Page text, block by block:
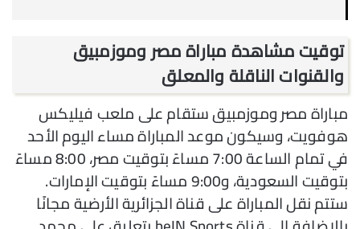
توقيت مشاهدة مباراة مصر وموزمبيق
والقنوات الناقلة والمعلق
مباراة مصر وموزمبيق ستقام على ملعب فيليكس
هوفويت، وسيكون موعد المباراة مساء اليوم الأحد
في تمام الساعة 7:00 مساءً بتوقيت مصر، 8:00 مساءً
بتوقيت السعودية، و9:00 مساءً بتوقيت الإمارات.
ستتم نقل المباراة على قناة الجزائرية الأرضية مجانًا